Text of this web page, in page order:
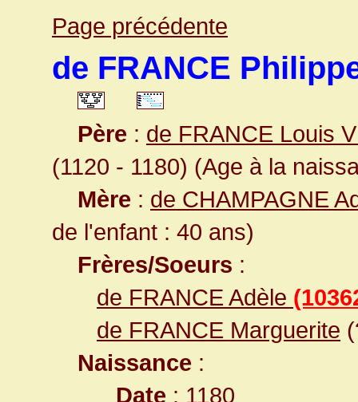
Page précédente
de FRANCE
Père : de FRANCE Louis
(1120 - 1180) (Age à la
Mère : de CHAMPAGNE
de l'enfant : 40 ans)
Frères/Soeurs :
de FRANCE Adèle
de FRANCE Marguerite
Naissance :
Date : 1180